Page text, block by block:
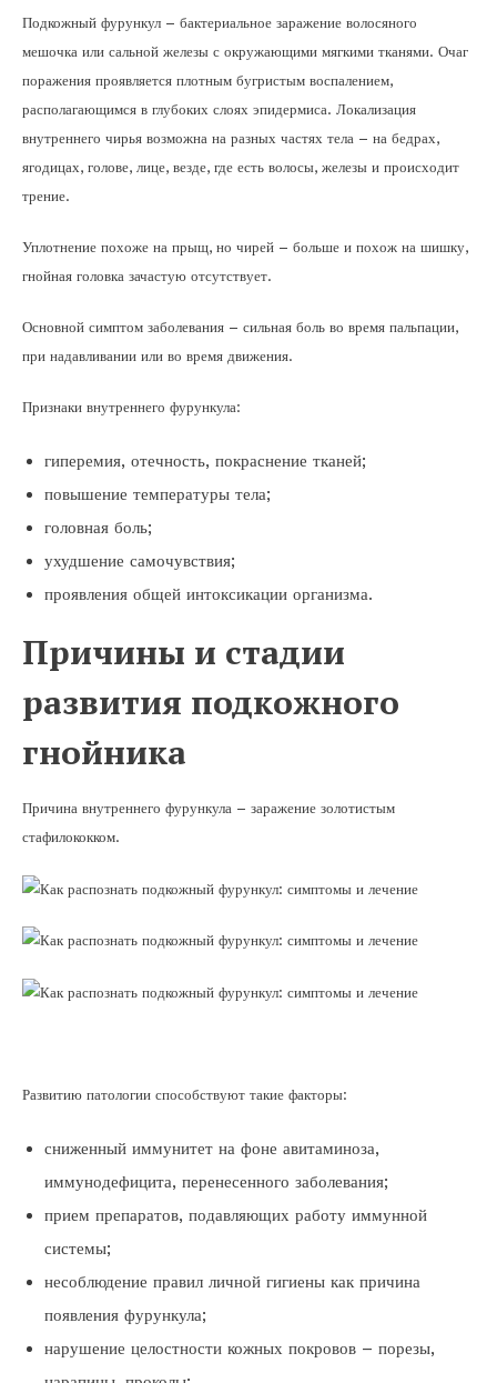
Подкожный фурункул – бактериальное заражение волосяного
мешочка или сальной железы с окружающими мягкими тканями. Очаг
поражения проявляется плотным бугристым воспалением,
располагающимся в глубоких слоях эпидермиса. Локализация
внутреннего чирья возможна на разных частях тела – на бедрах,
ягодицах, голове, лице, везде, где есть волосы, железы и происходит
трение.
Уплотнение похоже на прыщ, но чирей – больше и похож на шишку,
гнойная головка зачастую отсутствует.
Основной симптом заболевания – сильная боль во время пальпации,
при надавливании или во время движения.
Признаки внутреннего фурункула:
гиперемия, отечность, покраснение тканей;
повышение температуры тела;
головная боль;
ухудшение самочувствия;
проявления общей интоксикации организма.
Причины и стадии
развития подкожного
гнойника
Причина внутреннего фурункула – заражение золотистым
стафилококком.
Развитию патологии способствуют такие факторы:
сниженный иммунитет на фоне авитаминоза,
иммунодефицита, перенесенного заболевания;
прием препаратов, подавляющих работу иммунной
системы;
несоблюдение правил личной гигиены как причина
появления фурункула;
нарушение целостности кожных покровов – порезы,